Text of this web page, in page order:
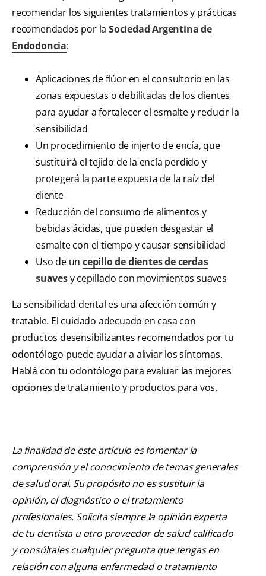
recomendar los siguientes tratamientos y prácticas
recomendados por laSociedad Argentina de
Endodoncia:
Aplicaciones de flúor en el consultorio en las
zonas expuestas o debilitadas de los dientes
para ayudar a fortalecer el esmalte y reducir la
sensibilidad
Un procedimiento de injerto de encía, que
sustituirá el tejido de la encía perdido y
protegerá la parte expuesta de la raíz del
diente
Reducción del consumo de alimentos y
bebidas ácidas, que pueden desgastar el
esmalte con el tiempo y causar sensibilidad
Uso de un cepillo de dientes de cerdas
suavesy cepillado con movimientos suaves
La sensibilidad dental es una afección común y
tratable. El cuidado adecuado en casa con
productos desensibilizantes recomendados por tu
odontólogo puede ayudar a aliviar los síntomas.
Hablá con tu odontólogo para evaluar las mejores
opciones de tratamiento y productos para vos.
La finalidad de este artículo es fomentar la
comprensión y el conocimiento de temas generales
de salud oral. Su propósito no es sustituir la
opinión, el diagnóstico o el tratamiento
profesionales. Solicita siempre la opinión experta
de tu dentista u otro proveedor de salud calificado
y consúltales cualquier pregunta que tengas en
relación con alguna enfermedad o tratamiento